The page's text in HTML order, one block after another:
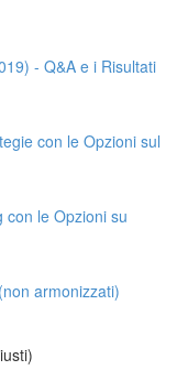
- Q&A e i Risultati
con le Opzioni sul
con le Opzioni su
armonizzati)